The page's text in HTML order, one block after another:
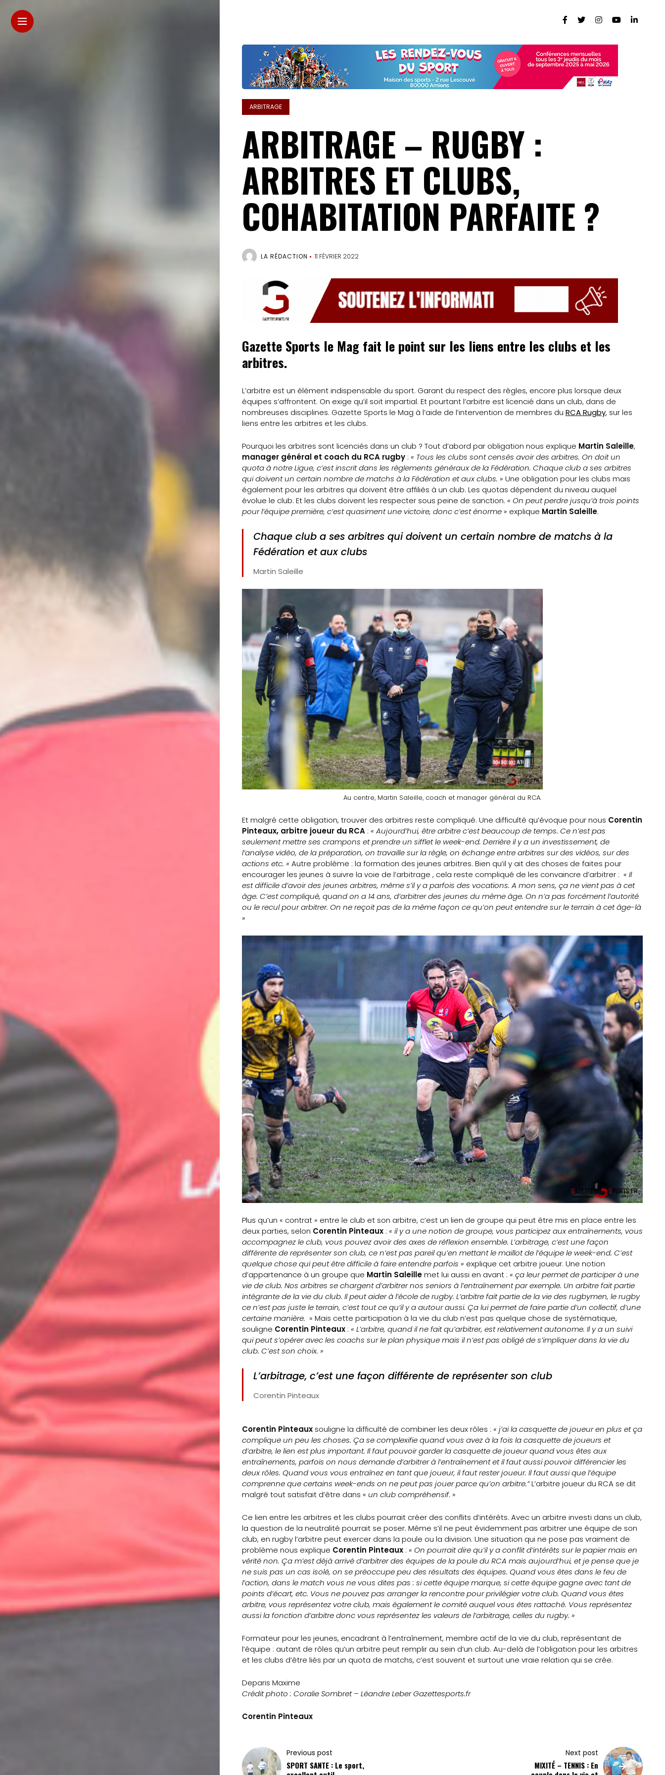
Accueil
Gazette
Sports
Actus
Le
projet
Gazette
Sports
Éducation
aux
médias
Formation
S’inscrire
newsletter
Nos
Partenaires
Mentions
légales
Contact
ARBITRAGE
ARBITRAGE – RUGBY :
ARBITRES ET CLUBS,
COHABITATION PARFAITE ?
LA RÉDACTION 11 FÉVRIER 2022
Gazette Sports le Mag fait le point sur les liens entre les clubs et les
arbitres.
L’arbitre est un élément indispensable du sport. Garant du respect des règles, encore plus lorsque deux
équipes s’affrontent. On exige qu’il soit impartial. Et pourtant l’arbitre est licencié dans un club, dans de
nombreuses disciplines. Gazette Sports le Mag à l’aide de l’intervention de membres du RCA Rugby, sur les
liens entre les arbitres et les clubs.
Pourquoi les arbitres sont licenciés dans un club ? Tout d’abord par obligation nous explique Martin Saleille,
manager général et coach du RCA rugby: « Tous les clubs sont censés avoir des arbitres. On doit un
quota à notre Ligue, c’est inscrit dans les règlements généraux de la Fédération. Chaque club a ses arbitres
qui doivent un certain nombre de matchs à la Fédération et aux clubs. » Une obligation pour les clubs mais
également pour les arbitres qui doivent être affiliés à un club. Les quotas dépendent du niveau auquel
évolue le club. Et les clubs doivent les respecter sous peine de sanction. « On peut perdre jusqu’à trois points
pour l’équipe première, c’est quasiment une victoire, donc c’est énorme » explique Martin Saleille.
Chaque club a ses arbitres qui doivent un certain nombre de matchs à la
Fédération et aux clubs
Martin Saleille
Au centre, Martin Saleille, coach et manager général du RCA.
Et malgré cette obligation, trouver des arbitres reste compliqué. Une difficulté qu’évoque pour nous Corentin
Pinteaux, arbitre joueur du RCA: « Aujourd’hui, être arbitre c’est beaucoup de temps. Ce n’est pas
seulement mettre ses crampons et prendre un sifflet le week-end. Derrière il y a un investissement, de
l’analyse vidéo, de la préparation, on travaille sur la règle, on échange entre arbitres sur des vidéos, sur des
actions etc. » Autre problème : la formation des jeunes arbitres. Bien qu’il y ait des choses de faites pour
encourager les jeunes à suivre la voie de l’arbitrage , cela reste compliqué de les convaincre d’arbitrer : « Il
est difficile d’avoir des jeunes arbitres, même s’il y a parfois des vocations. A mon sens, ça ne vient pas à cet
âge. C’est compliqué, quand on a 14 ans, d’arbitrer des jeunes du même âge. On n’a pas forcément l’autorité
ou le recul pour arbitrer. On ne reçoit pas de la même façon ce qu’on peut entendre sur le terrain à cet âge-là
»
Plus qu’un « contrat » entre le club et son arbitre, c’est un lien de groupe qui peut être mis en place entre les
deux parties, selon Corentin Pinteaux: « il y a une notion de groupe, vous participez aux entraînements, vous
accompagnez le club, vous pouvez avoir des axes de réflexion ensemble. L’arbitrage, c’est une façon
différente de représenter son club, ce n’est pas pareil qu’en mettant le maillot de l’équipe le week-end. C’est
quelque chose qui peut être difficile à faire entendre parfois » explique cet arbitre joueur. Une notion
d’appartenance à un groupe que Martin Saleillemet lui aussi en avant : « ça leur permet de participer à une
vie de club. Nos arbitres se chargent d’arbitrer nos seniors à l’entraînement par exemple. Un arbitre fait partie
intégrante de la vie du club. Il peut aider à l’école de rugby. L’arbitre fait partie de la vie des rugbymen, le rugby
ce n’est pas juste le terrain, c’est tout ce qu’il y a autour aussi. Ça lui permet de faire partie d’un collectif, d’une
certaine manière. » Mais cette participation à la vie du club n’est pas quelque chose de systématique,
souligne Corentin Pinteaux: « L’arbitre, quand il ne fait qu’arbitrer, est relativement autonome. Il y a un suivi
qui peut s’opérer avec les coachs sur le plan physique mais il n’est pas obligé de s’impliquer dans la vie du
club. C’est son choix. »
L’arbitrage, c’est une façon différente de représenter son club
Corentin Pinteaux
Corentin Pinteauxsouligne la difficulté de combiner les deux rôles : « j’ai la casquette de joueur en plus et ça
complique un peu les choses. Ça se complexifie quand vous avez à la fois la casquette de joueurs et
d’arbitre, le lien est plus important. Il faut pouvoir garder la casquette de joueur quand vous êtes aux
entraînements, parfois on nous demande d’arbitrer à l’entraînement et il faut aussi pouvoir différencier les
deux rôles. Quand vous vous entraînez en tant que joueur, il faut rester joueur. Il faut aussi que l’équipe
comprenne que certains week-ends on ne peut pas jouer parce qu’on arbitre.”L’arbitre joueur du RCA se dit
malgré tout satisfait d’être dans « un club compréhensif. »
Ce lien entre les arbitres et les clubs pourrait créer des conflits d’intérêts. Avec un arbitre investi dans un club,
la question de la neutralité pourrait se poser. Même s’il ne peut évidemment pas arbitrer une équipe de son
club, en rugby l’arbitre peut exercer dans la poule ou la division. Une situation qui ne pose pas vraiment de
problème nous explique Corentin Pinteaux: « On pourrait dire qu’il y a conflit d’intérêts sur le papier mais en
vérité non. Ça m’est déjà arrivé d’arbitrer des équipes de la poule du RCA mais aujourd’hui, et je pense que je
ne suis pas un cas isolé, on se préoccupe peu des résultats des équipes. Quand vous êtes dans le feu de
l’action, dans le match vous ne vous dites pas : si cette équipe marque, si cette équipe gagne avec tant de
points d’écart, etc. Vous ne pouvez pas arranger la rencontre pour privilégier votre club. Quand vous êtes
arbitre, vous représentez votre club, mais également le comité auquel vous êtes rattaché. Vous représentez
aussi la fonction d’arbitre donc vous représentez les valeurs de l’arbitrage, celles du rugby. »
Formateur pour les jeunes, encadrant à l’entraînement, membre actif de la vie du club, représentant de
l’équipe : autant de rôles qu’un arbitre peut remplir au sein d’un club. Au-delà de l’obligation pour les arbitres
et les clubs d’être liés par un quota de matchs, c’est souvent et surtout une vraie relation qui se crée.
Deparis Maxime
Crédit photo : Coralie Sombret – Léandre Leber Gazettesports.fr
Corentin Pinteaux
Previous post
SPORT SANTE : Le sport,
Next post
MIXITÉ – TENNIS : En